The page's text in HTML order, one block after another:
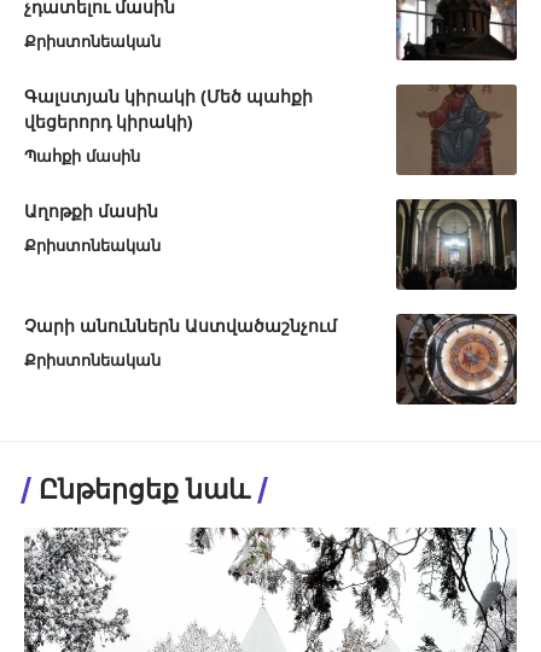
չդատելու մասին
Քրիստոնեական
Գալստյան կիրակի (Մեծ պահքի
վեցերորդ կիրակի)
Պահքի մասին
Աղոթքի մասին
Քրիստոնեական
Չարի անուններն Աստվածաշնչում
Քրիստոնեական
Ընթերցեք նաև